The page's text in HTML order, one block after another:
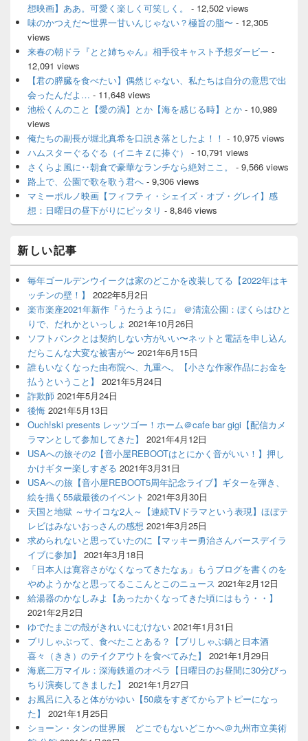
想映画】ああ。可愛く楽しく可笑しく。
- 12,502 views
味のかつえだ〜世界一甘いんじゃない？極旨の脂〜 - 12,305
views
来春の朝ドラ『とと姉ちゃん』相手役キャスト予想ダービー -
12,091 views
【君の膵臓を食べたい】偶然じゃない、私たちは自分の意思で出
会ったんだよ… - 11,648 views
池松くんのこと【愛の渦】とか【海を感じる時】とか - 10,989
views
俺たちの副長が堀北真希を口説き落としたよ！！ - 10,975 views
ハムスターぐるぐる（イニキＺに捧ぐ）
- 10,791 views
さくらよ風に‥朝倉で豪華なランチなら絶対ここ。
- 9,566 views
路上で、公園で歌を歌う君へ - 9,306 views
マミーポルノ映画【フィフティ・シェイズ・オブ・グレイ】感
想：日曜日の昼下がりにピッタリ - 8,846 views
新しい記事
毎年ゴールデンウイークは家のどこかを改装してる【2022年はキ
ッチンの壁！】
2022年5月2日
楽市楽座2021年新作『うたうように』 ＠清流公園：ぼくらはひと
りで、だれかといっしょ 2021年10月26日
ソフトバンクとは契約しない方がいい〜ネットと電話を申し込ん
だらこんな大変な被害が〜 2021年6月15日
誰もいなくなった由布院へ、九重へ。【小さな作家作品にお金を
払うということ】
2021年5月24日
詐欺師 2021年5月24日
後悔 2021年5月13日
Ouch!ski presents レッツゴー！ホーム＠cafe bar gigi【配信カメ
ラマンとして参加してきた】
2021年4月12日
USAへの旅その2【音小屋REBOOTはとにかく音がいい！】押し
かけギター楽しすぎる 2021年3月31日
USAへの旅【音小屋REBOOT5周年記念ライブ】ギターを弾き、
絵を描く55歳最後のイベント 2021年3月30日
天国と地獄 ～サイコな2人～【連続TVドラマという表現】ほぼテ
レビはみないおっさんの感想 2021年3月25日
求められないと思っていたのに【マッキー勇治さんバースデイラ
イブに参加】
2021年3月18日
「日本人は寛容さがなくなってきたなぁ」もうブログを書くのを
やめようかなと思ってるここんとこのニュース 2021年2月12日
給湯器のかなしみよ【あったかくなってきた頃にはもう・・】
2021年2月2日
ゆでたまごの殻がきれいにむけない 2021年1月31日
ブリしゃぶって、食べたことある？【ブリしゃぶ鍋と日本酒
喜々（きき）のテイクアウトを食べてみた】
2021年1月29日
海底二万マイル：深海鉄道のオペラ【日曜日のお昼間に30分びっ
ちり演奏してきました】
2021年1月27日
お風呂に入ると体がかゆい【50歳をすぎてからアトピーになっ
た】
2021年1月25日
ショーン・タンの世界展 どこでもないどこかへ＠九州市立美術